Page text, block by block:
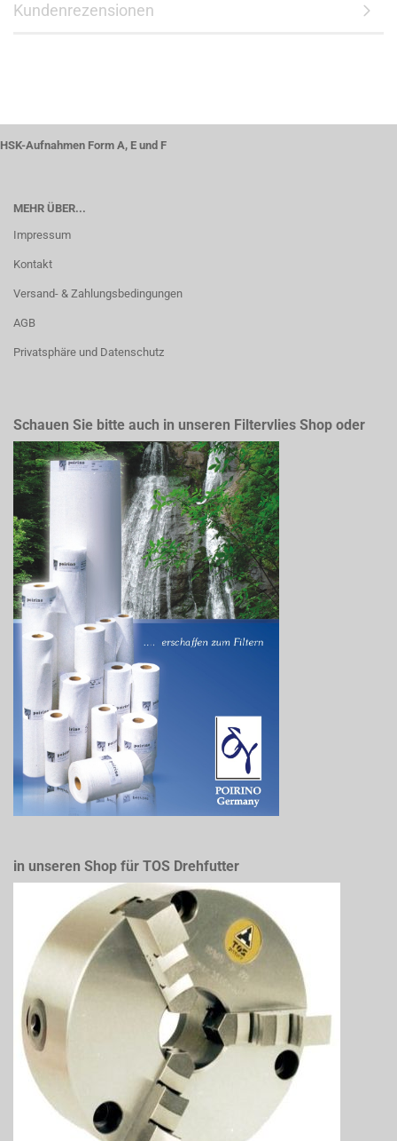
Kundenrezensionen
HSK-Aufnahmen Form A, E und F
MEHR ÜBER...
Impressum
Kontakt
Versand- & Zahlungsbedingungen
AGB
Privatsphäre und Datenschutz
Schauen Sie bitte auch in unseren Filtervlies Shop oder
in unseren Shop für TOS Drehfutter